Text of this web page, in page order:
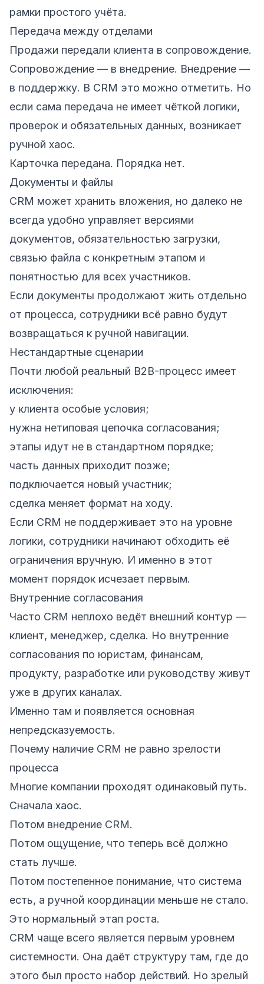
рамки простого учёта.
Передача между отделами
Продажи передали клиента в сопровождение.
Сопровождение — в внедрение. Внедрение —
в поддержку. В CRM это можно отметить. Но
если сама передача не имеет чёткой логики,
проверок и обязательных данных, возникает
ручной хаос.
Карточка передана. Порядка нет.
Документы и файлы
CRM может хранить вложения, но далеко не
всегда удобно управляет версиями
документов, обязательностью загрузки,
связью файла с конкретным этапом и
понятностью для всех участников.
Если документы продолжают жить отдельно
от процесса, сотрудники всё равно будут
возвращаться к ручной навигации.
Нестандартные сценарии
Почти любой реальный B2B-процесс имеет
исключения:
у клиента особые условия;
нужна нетиповая цепочка согласования;
этапы идут не в стандартном порядке;
часть данных приходит позже;
подключается новый участник;
сделка меняет формат на ходу.
Если CRM не поддерживает это на уровне
логики, сотрудники начинают обходить её
ограничения вручную. И именно в этот
момент порядок исчезает первым.
Внутренние согласования
Часто CRM неплохо ведёт внешний контур —
клиент, менеджер, сделка. Но внутренние
согласования по юристам, финансам,
продукту, разработке или руководству живут
уже в других каналах.
Именно там и появляется основная
непредсказуемость.
Почему наличие CRM не равно зрелости
процесса
Многие компании проходят одинаковый путь.
Сначала хаос.
Потом внедрение CRM.
Потом ощущение, что теперь всё должно
стать лучше.
Потом постепенное понимание, что система
есть, а ручной координации меньше не стало.
Это нормальный этап роста.
CRM чаще всего является первым уровнем
системности. Она даёт структуру там, где до
этого был просто набор действий. Но зрелый